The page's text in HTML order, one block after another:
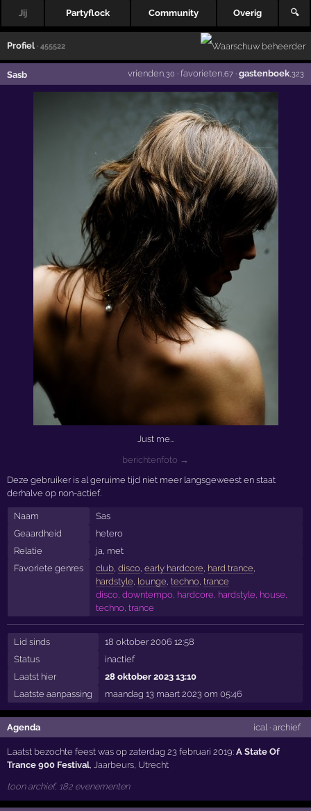
Jij Partyflock Community Overig 🔍
Profiel · 455522
Sasb vrienden,30 · favorieten,67· gastenboek,323
Just me...
berichtenfoto →
Deze gebruiker is al geruime tijd niet meer langsgeweest en staat
derhalve op non-actief.
Naam
Sas
Geaardheid
hetero
Relatie
ja, met
Favoriete genres
club, disco, early hardcore, hard trance,
hardstyle, lounge, techno, trance
disco, downtempo, hardcore, hardstyle, house,
techno, trance
Lid sinds
18 oktober 2006 12:58
Status
inactief
Laatst hier
28 oktober 2023 13:10
Laatste aanpassing
maandag 13 maart 2023 om 05:46
Agenda ical· archief
Laatst bezochte feest was op zaterdag 23 februari 2019:A State Of
Trance 900 Festival
Jaarbeurs Utrecht
toon archief, 182 evenementen